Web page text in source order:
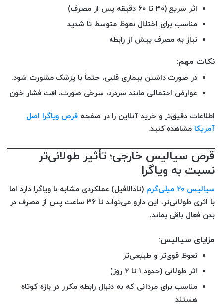
اثر سریع (۳۰ تا ۶۰ دقیقه پس از مصرف)
مناسب برای اختلال نعوظ متوسط تا شدید
نیاز به مصرف پیش از رابطه
نکات مهم:
در صورت داشتن بیماری قلبی، حتماً با پزشک مشورت شود.
عوارض احتمالی مانند سردرد، سرخی صورت، افت فشار خون
اطلاعات دقیق‌تر و خرید آنلاین را در صفحه قرص ویاگرا اصل
آمریکا مشاهده کنید.
قرص سیالیس خارجی؛ تأثیر طولانی‌تر
نسبت به ویاگرا
سیالیس ۲۰ میلی‌گرم
(تادالافیل) عملکردی مشابه با ویاگرا دارد اما
با اثری طولانی‌تر. این دارو می‌تواند تا ۳۶ ساعت پس از مصرف در
بدن فعال باقی بماند.
مزایای سیالیس:
نعوظ قوی‌تر و طبیعی‌تر
اثر طولانی (حدود ۱ تا ۲ روز)
مناسب برای مردانی که به دنبال رابطه مکرر در بازه کوتاه
هستند